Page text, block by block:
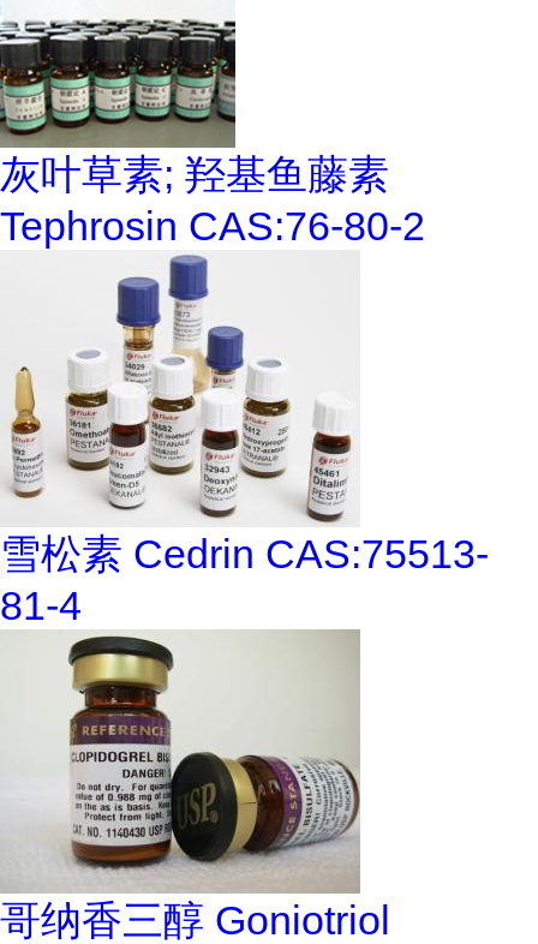
灰叶草素; 羟基鱼藤素
Tephrosin CAS:76-80-2
雪松素 Cedrin CAS:75513-
81-4
哥纳香三醇 Goniotriol